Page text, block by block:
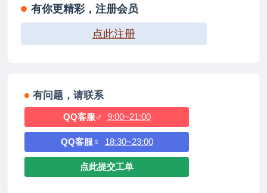
有你更精彩，注册会员
点此注册
有问题，请联系
QQ客服♂ 9:00~21:00
QQ客服♀ 18:30~23:00
点此提交工单